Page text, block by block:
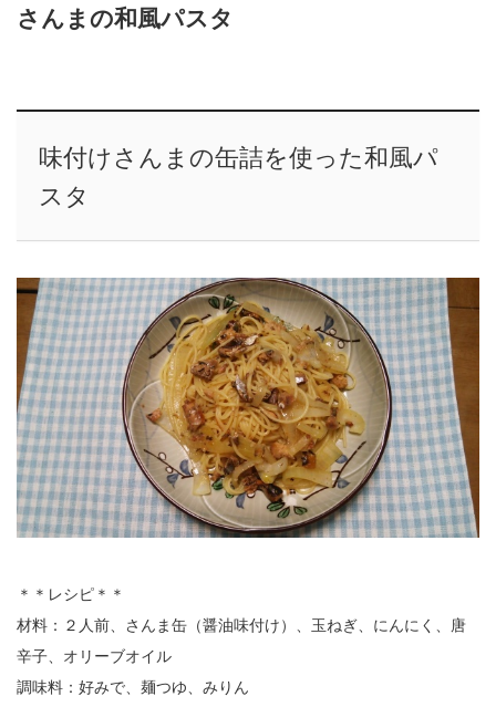
さんまの和風パスタ
味付けさんまの缶詰を使った和風パ
スタ
＊＊レシピ＊＊
材料：２人前、さんま缶（醤油味付け）、玉ねぎ、にんにく、唐
辛子、オリーブオイル
調味料：好みで、麺つゆ、みりん